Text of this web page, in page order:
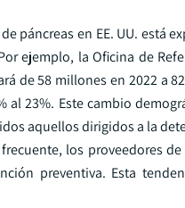
páncreas en EE. UU.
ejemplo, la Oficina de
de 58 millones en 2022 a
23%. Este cambio
aquellos dirigidos a la
los proveedores
preventiva. Esta